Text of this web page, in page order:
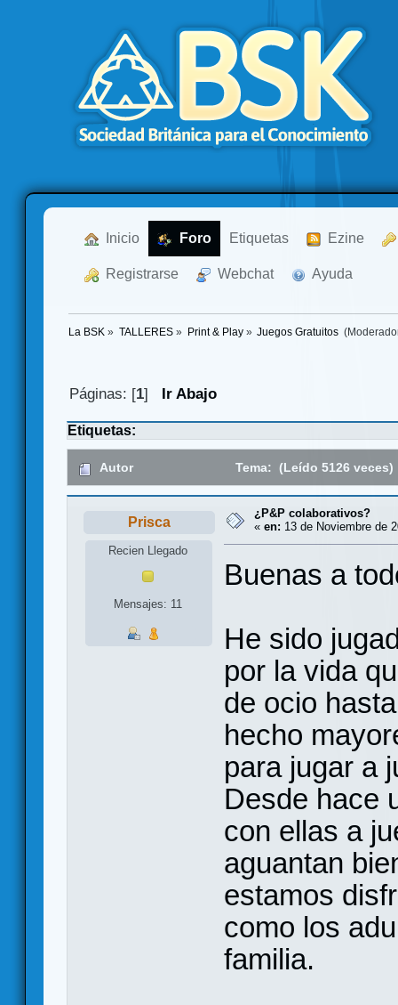
Inicio Foro Etiquetas Ezine
Registrarse Webchat Ayuda
La BSK » TALLERES» Print & Play» Juegos Gratuitos
Páginas: [1] Ir Abajo
Etiquetas:
Autor Tema: (Leído 5126 veces)
Prisca
Recien Llegado
Mensajes: 11
¿P&P colaborativos?
« en: 13 de Noviembre de
Buenas a
He sido
por la vida
de ocio
hecho
para jugar a
Desde hace
con ellas a
aguantan
estamos
como los
familia.